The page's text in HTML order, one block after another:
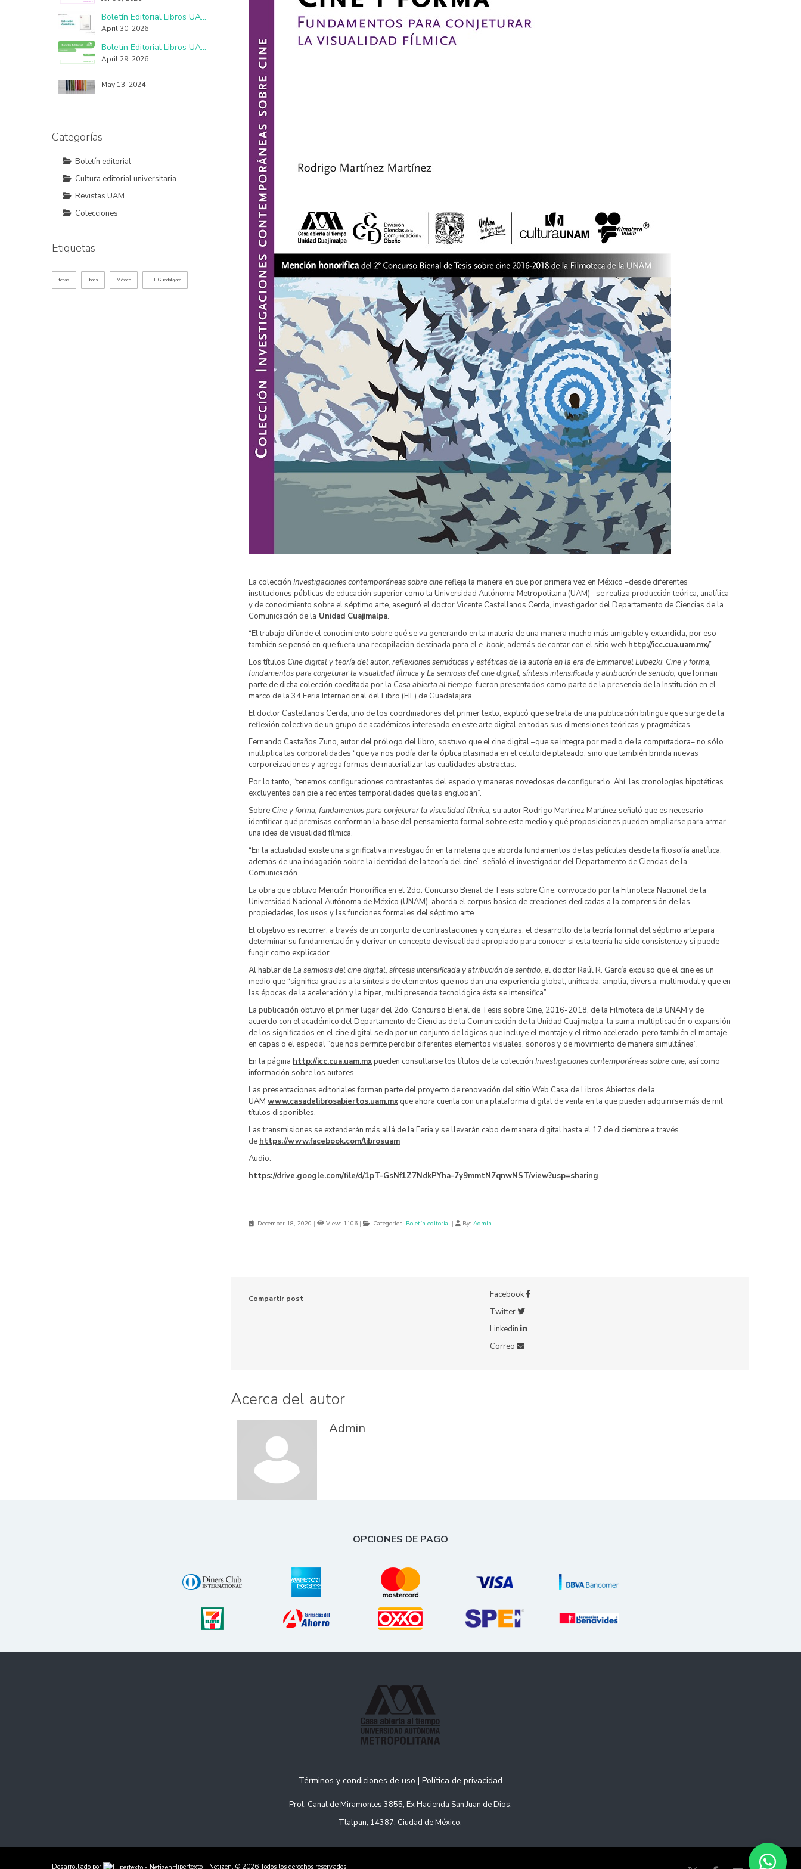
La colección Investigaciones contemporáneas sobre cinerefleja la manera en que por primera vez en México –desde diferentes
instituciones públicas de educación superior como la Universidad Autónoma Metropolitana (UAM)– se realiza producción teórica, analítica
y de conocimiento sobre el séptimo arte, aseguró el doctor Vicente Castellanos Cerda, investigador del Departamento de Ciencias de la
Comunicación de la Unidad Cuajimalpa.
“El trabajo difunde el conocimiento sobre qué se va generando en la materia de una manera mucho más amigable y extendida, por eso
también se pensó en que fuera una recopilación destinada para ele-book, además de contar con el sitio web http://icc.cua.uam.mx/”.
Los títulos Cine digital y teoría del autor, reflexiones semióticas y estéticas de la autoría en la era de Emmanuel Lubezki; Cine y forma,
fundamentos para conjeturar la visualidad fílmica y La semiosis del cine digital, síntesis intensificada y atribución de sentido, que forman
parte de dicha colección coeditada por la Casa abierta al tiempo, fueron presentados como parte de la presencia de la Institución en el
marco de la 34 Feria Internacional del Libro (FIL) de Guadalajara.
El doctor Castellanos Cerda, uno de los coordinadores del primer texto, explicó que se trata de una publicación bilingüe que surge de la
reflexión colectiva de un grupo de académicos interesado en este arte digital en todas sus dimensiones teóricas y pragmáticas.
Fernando Castaños Zuno, autor del prólogo del libro, sostuvo que el cine digital –que se integra por medio de la computadora– no sólo
multiplica las corporalidades “que ya nos podía dar la óptica plasmada en el celuloide plateado, sino que también brinda nuevas
corporeizaciones y agrega formas de materializar las cualidades abstractas.
Por lo tanto, “tenemos configuraciones contrastantes del espacio y maneras novedosas de configurarlo. Ahí, las cronologías hipotéticas
excluyentes dan pie a recientes temporalidades que las engloban”.
Sobre Cine y forma, fundamentos para conjeturar la visualidad fílmica, su autor Rodrigo Martínez Martínez señaló que es necesario
identificar qué premisas conforman la base del pensamiento formal sobre este medio y qué proposiciones pueden ampliarse para armar
una idea de visualidad fílmica.
“En la actualidad existe una significativa investigación en la materia que aborda fundamentos de las películas desde la filosofía analítica,
además de una indagación sobre la identidad de la teoría del cine”, señaló el investigador del Departamento de Ciencias de la
Comunicación.
La obra que obtuvo Mención Honorífica en el 2do. Concurso Bienal de Tesis sobre Cine, convocado por la Filmoteca Nacional de la
Universidad Nacional Autónoma de México (UNAM), aborda el corpus básico de creaciones dedicadas a la comprensión de las
propiedades, los usos y las funciones formales del séptimo arte.
El objetivo es recorrer, a través de un conjunto de contrastaciones y conjeturas, el desarrollo de la teoría formal del séptimo arte para
determinar su fundamentación y derivar un concepto de visualidad apropiado para conocer si esta teoría ha sido consistente y si puede
fungir como explicador.
Al hablar deLa semiosis del cine digital, síntesis intensificada y atribución de sentido, el doctor Raúl R. García expuso que el cine es un
medio que “significa gracias a la síntesis de elementos que nos dan una experiencia global, unificada, amplia, diversa, multimodal y que en
las épocas de la aceleración y la hiper, multi presencia tecnológica ésta se intensifica”.
La publicación obtuvo el primer lugar del 2do. Concurso Bienal de Tesis sobre Cine, 2016-2018, de la Filmoteca de la UNAM y de
acuerdo con el académico del Departamento de Ciencias de la Comunicación de la Unidad Cuajimalpa, la suma, multiplicación o expansión
de los significados en el cine digital se da por un conjunto de lógicas que incluye el montaje y el ritmo acelerado, pero también el montaje
en capas o el especial “que nos permite percibir diferentes elementos visuales, sonoros y de movimiento de manera simultánea”.
En la página http://icc.cua.uam.mxpueden consultarse los títulos de la colección Investigaciones contemporáneas sobre cine, así como
información sobre los autores.
Las presentaciones editoriales forman parte del proyecto de renovación del sitio Web Casa de Libros Abiertos de la
UAM www.casadelibrosabiertos.uam.mx que ahora cuenta con una plataforma digital de venta en la que pueden adquirirse más de mil
títulos disponibles.
Las transmisiones se extenderán más allá de la Feria y se llevarán cabo de manera digital hasta el 17 de diciembre a través
de https://www.facebook.com/librosuam
Audio:
https://drive.google.com/file/d/1pT-GsNf1Z7NdkPYha-7y9mmtN7qnwNST/view?usp=sharing
December 18, 2020 | View: 1106 | Categories: Boletín editorial | By: Admin
Compartir post
Facebook
Twitter
Linkedin
Correo
Acerca del autor
Admin
March 26, 2021
May 13, 2024
Boletín Editorial Libros UAM No. 58
April 30, 2026
Boletín Editorial Libros UAM No. 57
April 29, 2026
Categorías
Boletín editorial
Cultura editorial universitaria
Revistas UAM
Colecciones
Etiquetas
ferias libros México FIL Guadalajara
OPCIONES DE PAGO
Términos y condiciones de uso | Política de privacidad
Prol. Canal de Miramontes 3855, Ex Hacienda San Juan de Dios,
Tlalpan, 14387, Ciudad de México.
Desarrollado por Hipertexto - Netizen. © 2026 Todos los derechos reservados.